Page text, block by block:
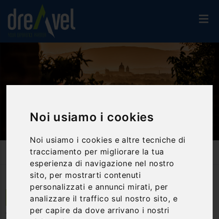
Noi usiamo i cookies
Noi usiamo i cookies e altre tecniche di
tracciamento per migliorare la tua
esperienza di navigazione nel nostro
sito, per mostrarti contenuti
personalizzati e annunci mirati, per
analizzare il traffico sul nostro sito, e
per capire da dove arrivano i nostri
Proposte Di Viaggio Vacanza In Umbria Ad Assisi
Assisi | Umbria